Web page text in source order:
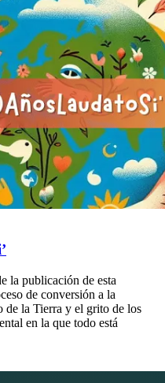
la publicación de esta
de conversión a la
de la Tierra y el grito de los
en la que todo está